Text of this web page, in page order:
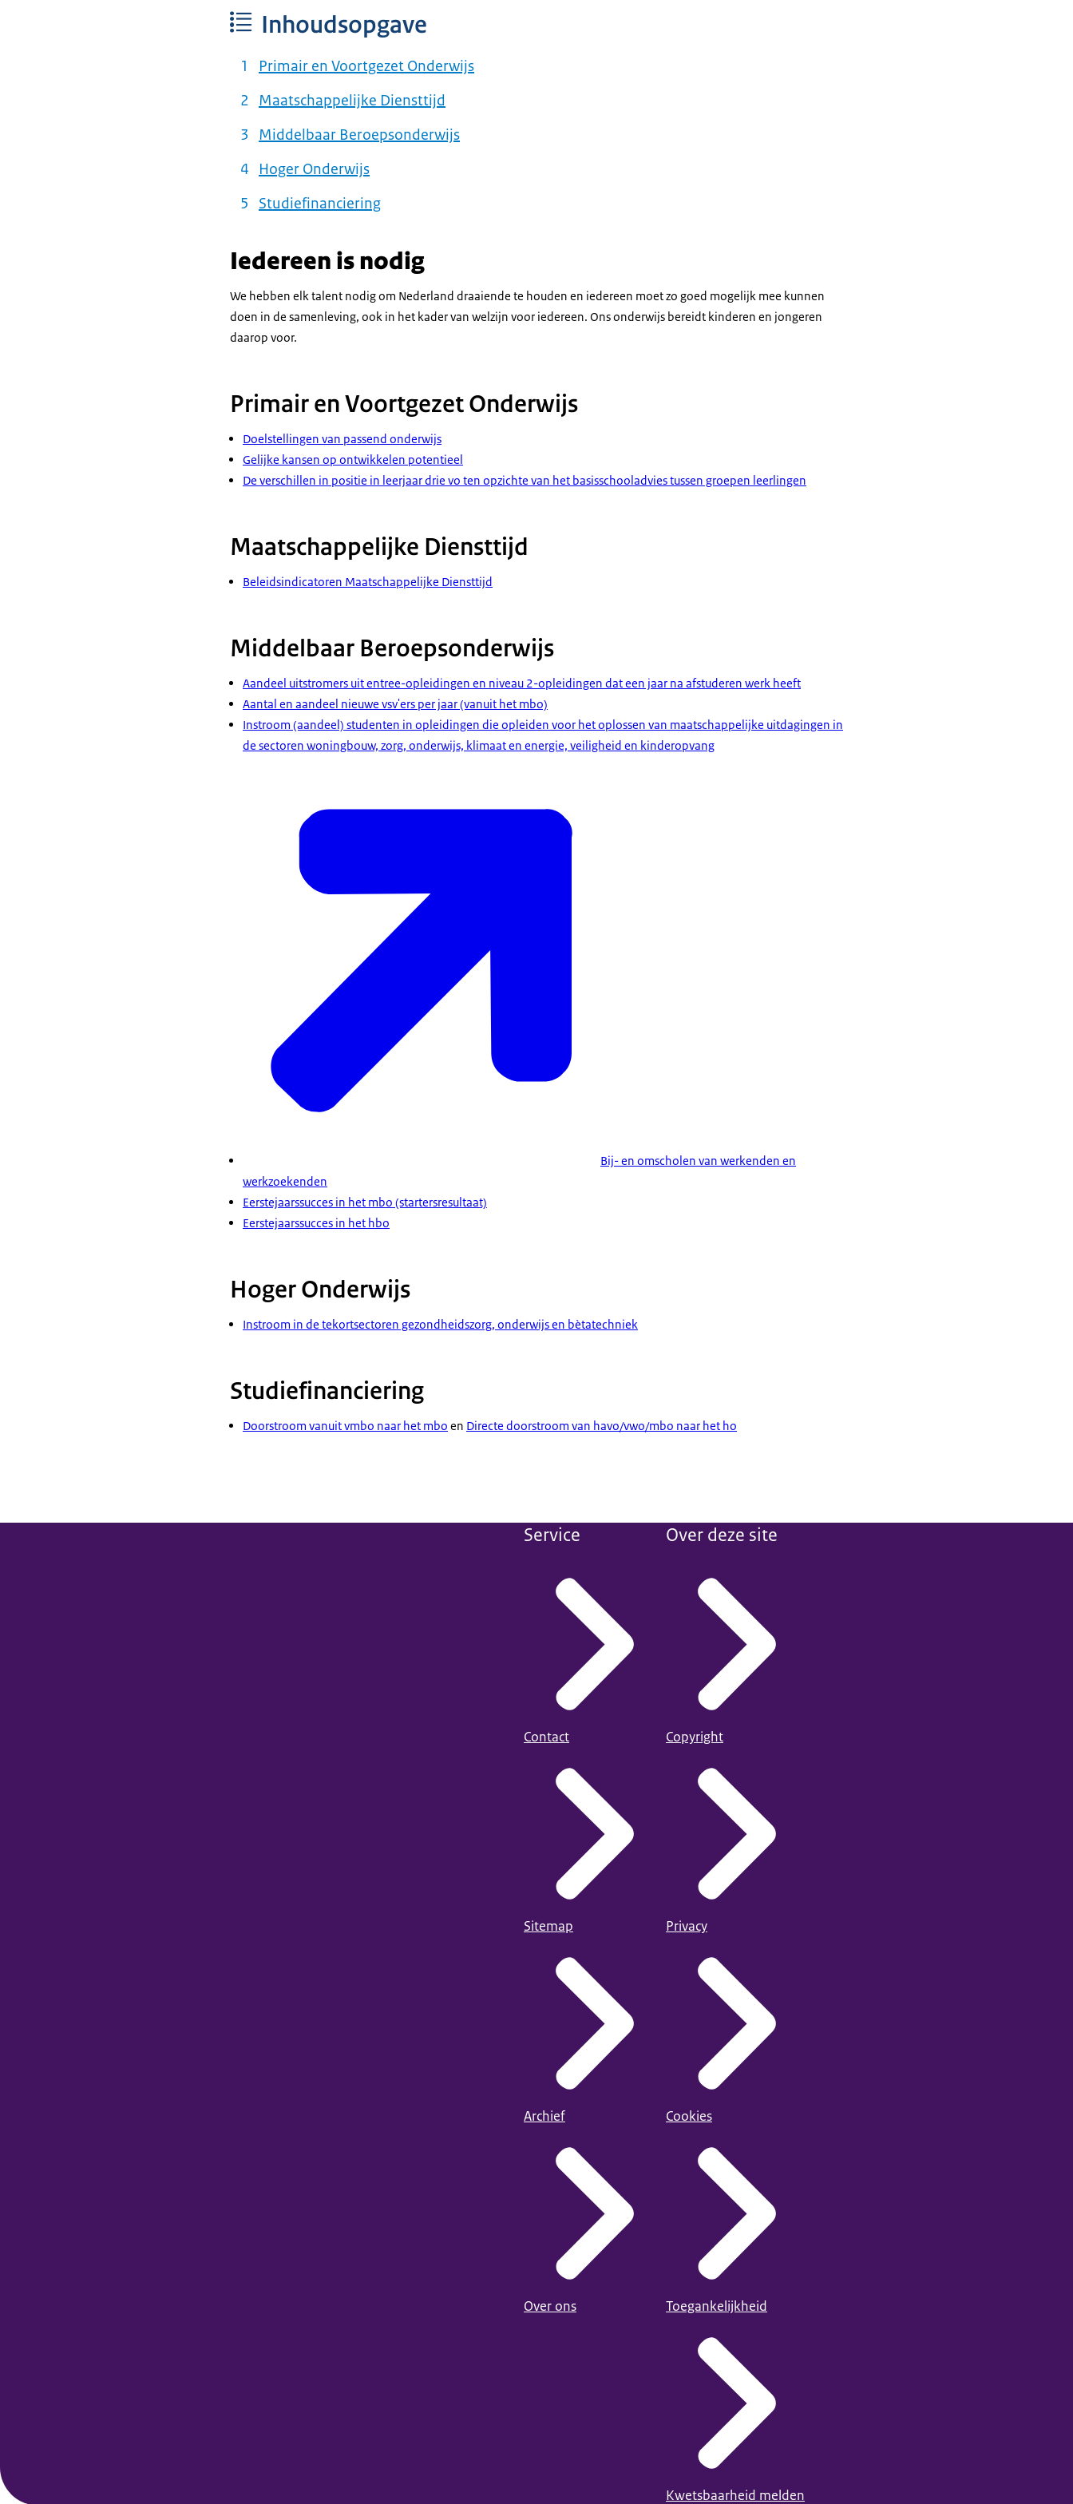
Inhoudsopgave
Primair en Voortgezet Onderwijs
Maatschappelijke Diensttijd
Middelbaar Beroepsonderwijs
Hoger Onderwijs
Studiefinanciering
Iedereen is nodig
We hebben elk talent nodig om Nederland draaiende te houden en iedereen moet zo goed mogelijk mee kunnen
doen in de samenleving, ook in het kader van welzijn voor iedereen. Ons onderwijs bereidt kinderen en jongeren
daarop voor.
Primair en Voortgezet Onderwijs
Doelstellingen van passend onderwijs
Gelijke kansen op ontwikkelen potentieel
De verschillen in positie in leerjaar drie vo ten opzichte van het basisschooladvies tussen groepen leerlingen
Maatschappelijke Diensttijd
Beleidsindicatoren Maatschappelijke Diensttijd
Middelbaar Beroepsonderwijs
Aandeel uitstromers uit entree-opleidingen en niveau 2-opleidingen dat een jaar na afstuderen werk heeft
Aantal en aandeel nieuwe vsv'ers per jaar (vanuit het mbo)
Instroom (aandeel) studenten in opleidingen die opleiden voor het oplossen van maatschappelijke uitdagingen in
de sectoren woningbouw, zorg, onderwijs, klimaat en energie, veiligheid en kinderopvang
Bij- en omscholen van werkenden en
werkzoekenden
Eerstejaarssucces in het mbo (startersresultaat)
Eerstejaarssucces in het hbo
Hoger Onderwijs
Instroom in de tekortsectoren gezondheidszorg, onderwijs en bètatechniek
Studiefinanciering
Doorstroom vanuit vmbo naar het mbo en Directe doorstroom van havo/vwo/mbo naar het ho
Service
Contact
Sitemap
Archief
Over ons
Over deze site
Copyright
Privacy
Cookies
Toegankelijkheid
Kwetsbaarheid melden